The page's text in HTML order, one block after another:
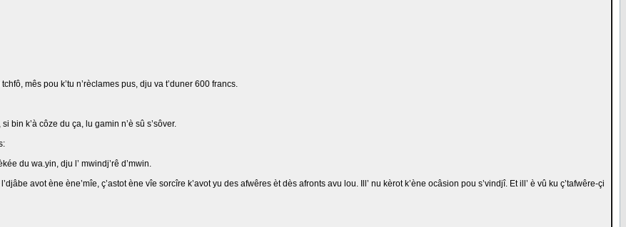
mês pou k’tu n’rèclames pus, dju va t’duner 600 francs.
bin k’à côze du ça, lu gamin n’è sû s’sôver.
du wa.yin, dju l’ mwindj’rê d’mwin.
avot ène ène’mîe, ç’astot ène vîe sorcîre k’avot yu des afwêres èt dès afronts avu lou. Ill’ nu kèrot k’ène ocâsion pou s’vindjî. Et ill’ è vû ku ç’tafwêre-çi